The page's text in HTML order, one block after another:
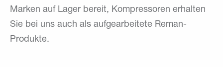
Marken auf Lager bereit, Kompressoren erhalten
Sie bei uns auch als aufgearbeitete Reman-
Produkte.